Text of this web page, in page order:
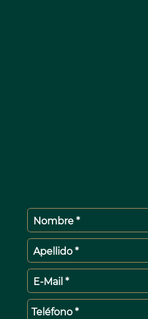
Nombre *
Apellido *
E-Mail *
Teléfono *